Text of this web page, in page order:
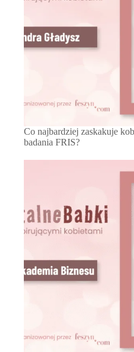
Co najbardziej zaskakuje
badania FRIS?